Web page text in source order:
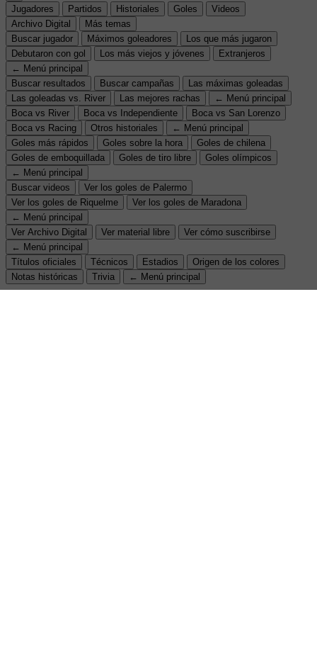
Jugadores
Partidos Historiales Goles
Videos
Archivo Digital
Más temas
Buscar jugador
Máximos goleadores
Los que más jugaron
Debutaron con gol
Los más viejos y jóvenes
Extranjeros
← Menú principal
Buscar resultados
Buscar campañas
Las máximas goleadas
Las goleadas vs. River
Las mejores rachas
← Menú principal
Boca vs River
Boca vs Independiente
Boca vs San Lorenzo
Boca vs Racing
Otros historiales
← Menú principal
Goles más rápidos
Goles sobre la hora
Goles de chilena
Goles de emboquillada
Goles de tiro libre
Goles olímpicos
← Menú principal
Buscar videos
Ver los goles de Palermo
Ver los goles de Riquelme
Ver los goles de Maradona
← Menú principal
Ver Archivo Digital
Ver material libre
Ver cómo suscribirse
← Menú principal
Títulos oficiales
Técnicos Estadios
Origen de los colores
Notas históricas
Trivia ← Menú principal